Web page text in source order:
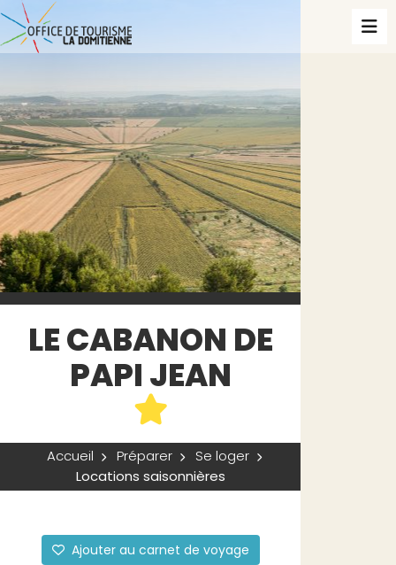
LE CABANON DE
PAPI JEAN
Accueil Préparer
Se loger
Locations saisonnières
Ajouter au carnet de voyage